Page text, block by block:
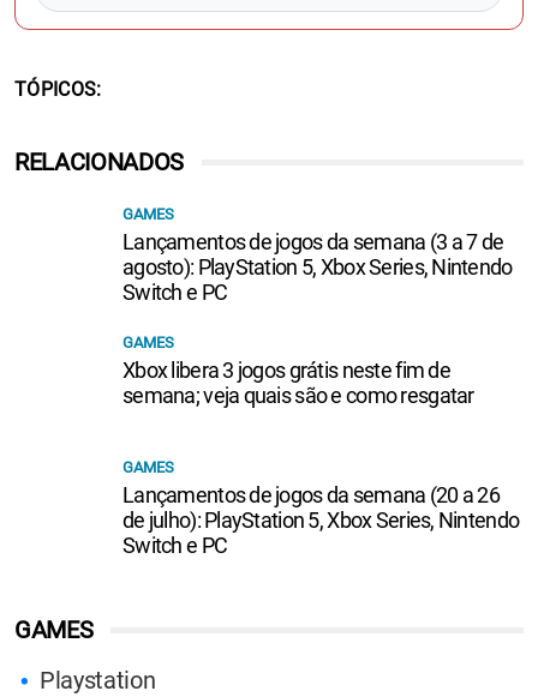
TÓPICOS
GAMES
Playstation
RELACIONADOS
GAMES
Lançamentos de jogos da semana (3 a 7 de
agosto): PlayStation 5, Xbox Series, Nintendo
Switch e PC
GAMES
Xbox libera 3 jogos grátis neste fim de
semana; veja quais são e como resgatar
GAMES
Lançamentos de jogos da semana (20 a 26
de julho): PlayStation 5, Xbox Series, Nintendo
Switch e PC